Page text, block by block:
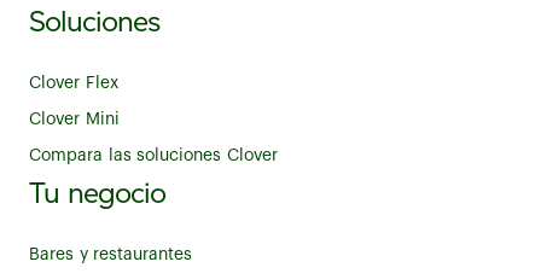
Soluciones
Clover Flex
Clover Mini
Compara las soluciones Clover
Tu negocio
Bares y restaurantes